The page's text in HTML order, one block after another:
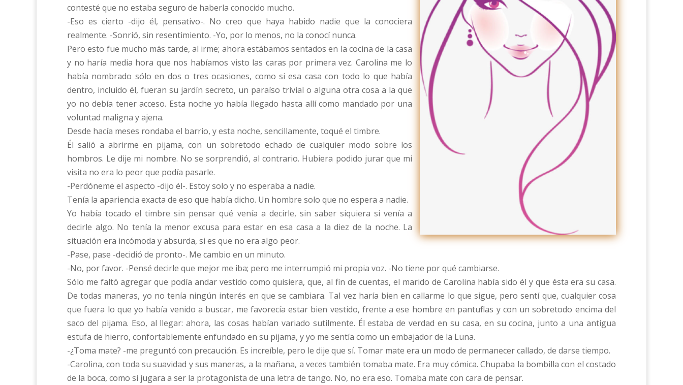
contesté que no estaba seguro de haberla conocido mucho.
-Eso es cierto -dijo él, pensativo-. No creo que haya habido nadie que la conociera
realmente. -Sonrió, sin resentimiento. -Yo, por lo menos, no la conocí nunca.
Pero esto fue mucho más tarde, al irme; ahora estábamos sentados en la cocina de la casa
y no haría media hora que nos habíamos visto las caras por primera vez. Carolina me lo
había nombrado sólo en dos o tres ocasiones, como si esa casa con todo lo que había
dentro, incluido él, fueran su jardín secreto, un paraíso trivial o alguna otra cosa a la que
yo no debía tener acceso. Esta noche yo había llegado hasta allí como mandado por una
voluntad maligna y ajena.
Desde hacía meses rondaba el barrio, y esta noche, sencillamente, toqué el timbre.
Él salió a abrirme en pijama, con un sobretodo echado de cualquier modo sobre los
hombros. Le dije mi nombre. No se sorprendió, al contrario. Hubiera podido jurar que mi
visita no era lo peor que podía pasarle.
-Perdóneme el aspecto -dijo él-. Estoy solo y no esperaba a nadie.
Tenía la apariencia exacta de eso que había dicho. Un hombre solo que no espera a nadie.
Yo había tocado el timbre sin pensar qué venía a decirle, sin saber siquiera si venía a
decirle algo. No tenía la menor excusa para estar en esa casa a la diez de la noche. La
situación era incómoda y absurda, si es que no era algo peor.
-Pase, pase -decidió de pronto-. Me cambio en un minuto.
-No, por favor. -Pensé decirle que mejor me iba; pero me interrumpió mi propia voz. -No tiene por qué cambiarse.
Sólo me faltó agregar que podía andar vestido como quisiera, que, al fin de cuentas, el marido de Carolina había sido él y que ésta era su casa.
De todas maneras, yo no tenía ningún interés en que se cambiara. Tal vez haría bien en callarme lo que sigue, pero sentí que, cualquier cosa
que fuera lo que yo había venido a buscar, me favorecía estar bien vestido, frente a ese hombre en pantuflas y con un sobretodo encima del
saco del pijama. Eso, al llegar: ahora, las cosas habían variado sutilmente. Él estaba de verdad en su casa, en su cocina, junto a una antigua
estufa de hierro, confortablemente enfundado en su pijama, y yo me sentía como un embajador de la Luna.
-¿Toma mate? -me preguntó con precaución. Es increíble, pero le dije que sí. Tomar mate era un modo de permanecer callado, de darse tiempo.
-Carolina, con toda su suavidad y sus maneras, a la mañana, a veces también tomaba mate. Era muy cómica. Chupaba la bombilla con el costado
de la boca, como si jugara a ser la protagonista de una letra de tango. No, no era eso. Tomaba mate con cara de pensar.